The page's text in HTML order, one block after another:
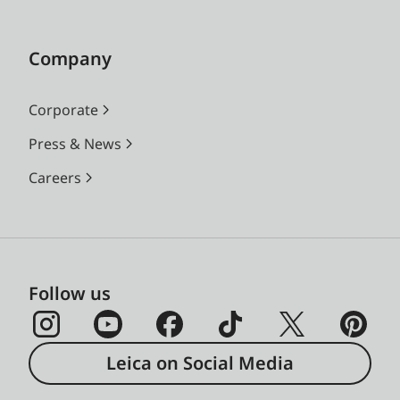
Company
Corporate
Press & News
Careers
Follow us
Leica on Social Media